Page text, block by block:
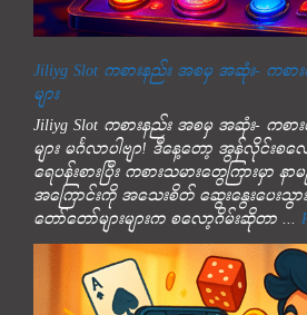
Jiliyg Slot ကစားနည်း အစမှ အဆုံး- ကစ
များ
Jiliyg Slot ကစားနည်း အစမှ အဆုံး- ကစ
များ မင်္ဂလာပါဗျာ! ဒီနေ့တော့ အွန်လိုင်း
ရေပန်းစားပြီး ကစားသမားတွေကြားမှာ
အကြောင်းကို အသေးစိတ် ဆွေးနွေးပေးသွာ
တော်တော်များများက စလော့ဂိမ်းဆိုတာ ...